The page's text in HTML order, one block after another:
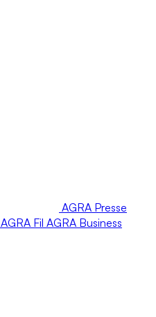
AGRA Presse
AGRA Fil AGRA Business